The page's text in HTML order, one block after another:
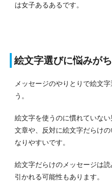
は女子あるあるです。
絵文字選びに悩みがち
メッセージのやりとりで絵文
う。
絵文字を使うのに慣れていな
文章や、反対に絵文字だらけの
なりやすいです。
絵文字だらけのメッセージは
引かれる可能性もあります。